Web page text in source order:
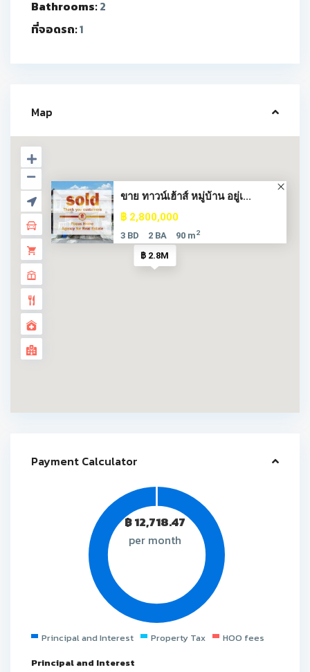
Bathrooms:2
ที่จอดรถ:1
Map
฿ 2.8M
ขาย ทาวน์เฮ้าส์ หมู่บ้าน อยู่เ...
฿ 2,800,000
3 BD 2 BA 90 m2
Payment Calculator
฿12,718.47
per month
Principal and Interest Property Tax
HOO fees
Principal and Interest